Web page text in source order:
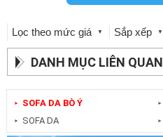
Lọc theo mức giá ▼ Sắp xếp ▼
DANH MỤC LIÊN QUAN
► SOFA DA BÒ Ý
► SOFA DA
►
►